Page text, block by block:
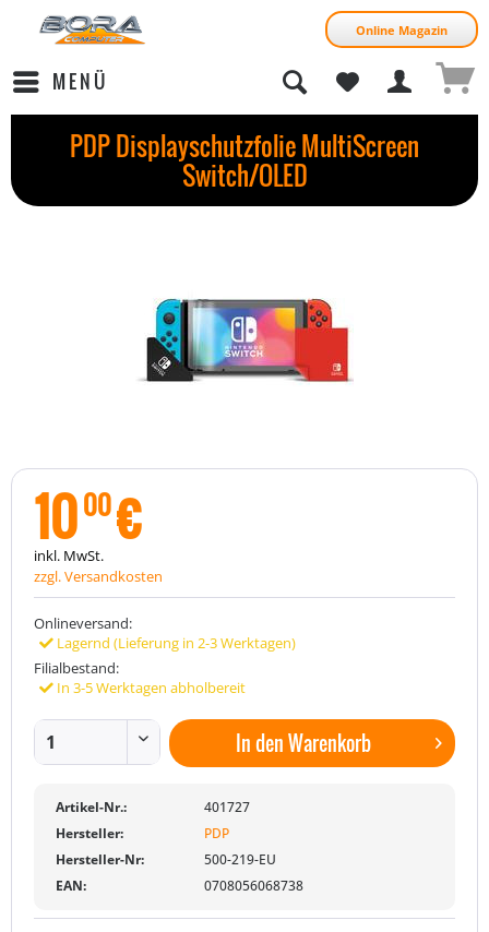
Online Magazin
MENÜ
PDP Displayschutzfolie MultiScreen
Switch/OLED
1000€
inkl. MwSt.
zzgl. Versandkosten
Onlineversand:
Lagernd (Lieferung in 2-3 Werktagen)
Filialbestand:
In 3-5 Werktagen abholbereit
In denWarenkorb
Artikel-Nr.:
401727
Hersteller:
PDP
Hersteller-Nr:
500-219-EU
EAN:
0708056068738